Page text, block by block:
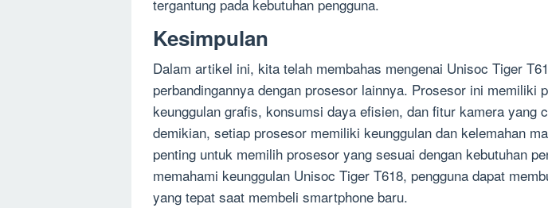
tergantung pada kebutuhan pengguna.
Kesimpulan
Dalam artikel ini, kita telah membahas mengenai Unisoc Tiger
perbandingannya dengan prosesor lainnya. Prosesor ini memiliki
keunggulan grafis, konsumsi daya efisien, dan fitur kamera yang
demikian, setiap prosesor memiliki keunggulan dan kelemahan
penting untuk memilih prosesor yang sesuai dengan kebutuhan
memahami keunggulan Unisoc Tiger T618, pengguna dapat
yang tepat saat membeli smartphone baru.